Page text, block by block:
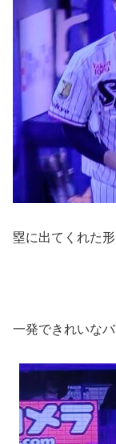
塁に出てくれた
一発できれいな